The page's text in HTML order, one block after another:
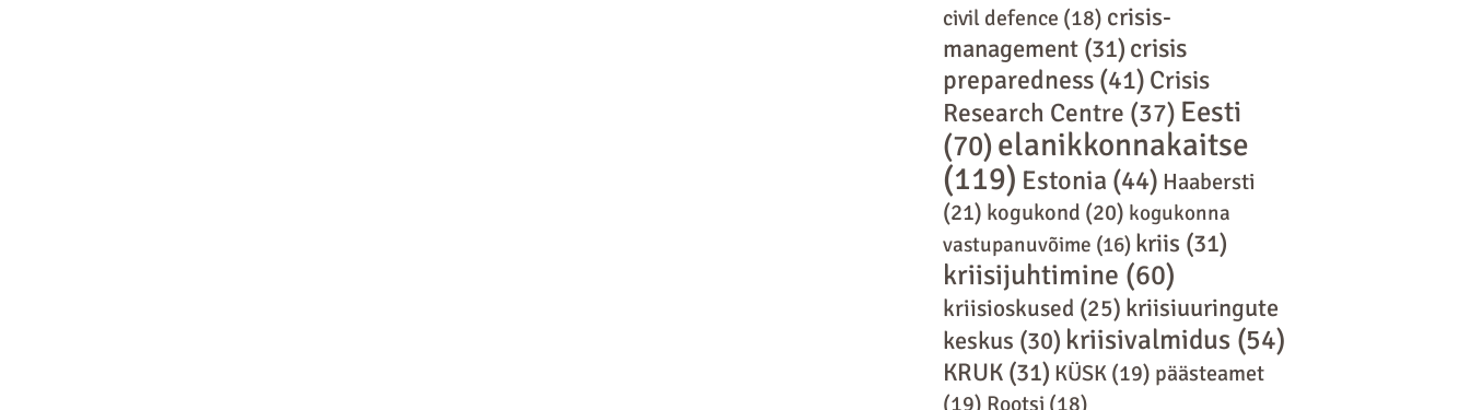
civil defence (18) crisis-
management(31) crisis
preparedness(41) Crisis
Research Centre (37) Eesti
(70)elanikkonnakaitse
(119) Estonia (44) Haabersti
(21) kogukond (20) kogukonna
vastupanuvõime (16) kriis (31)
kriisijuhtimine (60)
kriisioskused (25) kriisiuuringute
keskus (30) kriisivalmidus (54)
KRUK(31) KÜSK(19) päästeamet
(19) Rootsi (18)